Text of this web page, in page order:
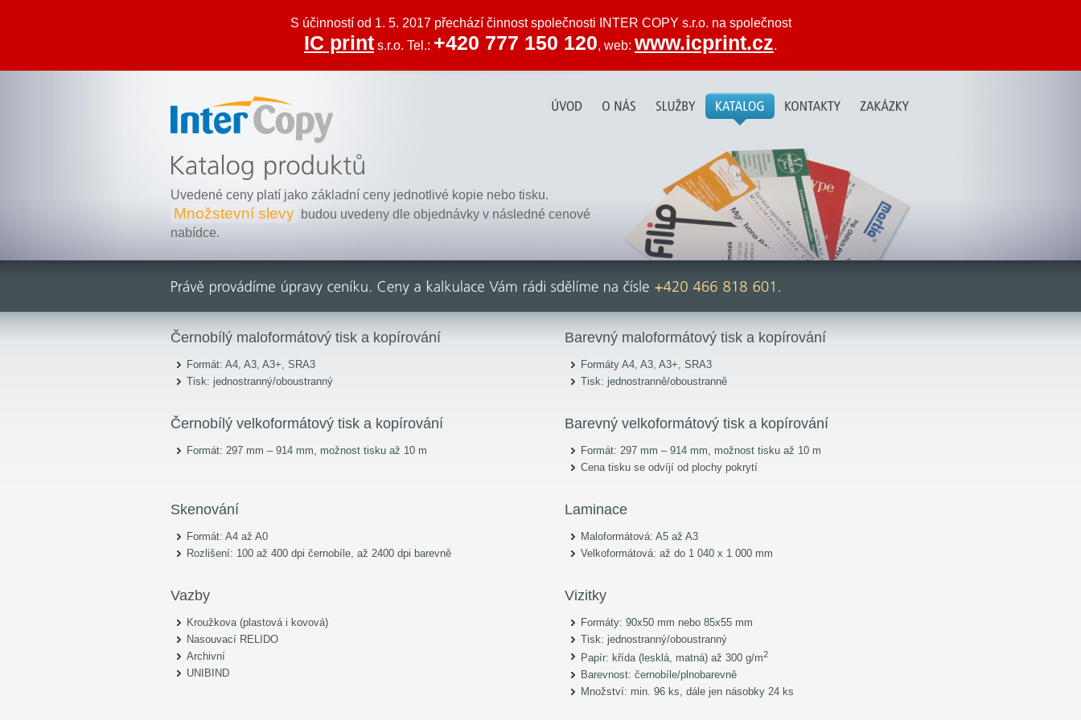
Inter Copy
Uvedené ceny platí jako základní ceny jednotlivé kopie nebo tisku.
Množstevní slevy budou uvedeny dle objednávky v následné cenové
nabídce.
Černobílý maloformátový tisk a kopírování
Formát: A4, A3, A3+, SRA3
Tisk: jednostranný/oboustranný
Barevný maloformátový tisk a kopírování
Formáty A4, A3, A3+, SRA3
Tisk: jednostranně/oboustranně
Černobílý velkoformátový tisk a kopírování
Formát: 297 mm – 914 mm, možnost tisku až 10 m
Barevný velkoformátový tisk a kopírování
Formát: 297 mm – 914 mm, možnost tisku až 10 m
Cena tisku se odvíjí od plochy pokrytí
Skenování
Formát: A4 až A0
Rozlišení: 100 až 400 dpi černobíle, až 2400 dpi barevně
Laminace
Maloformátová: A5 až A3
Velkoformátová: až do 1 040 x 1 000 mm
Vazby
Kroužkova (plastová i kovová)
Nasouvací RELIDO
Archivní
UNIBIND
Vizitky
Formáty: 90x50 mm nebo 85x55 mm
Tisk: jednostranný/oboustranný
Papír: křída (lesklá, matná) až 300 g/m2
Barevnost: černobíle/plnobarevně
Množství: min. 96 ks, dále jen násobky 24 ks
S účinností od 1. 5. 2017 přechází činnost společnosti INTER COPY s.r.o. na společnost
IC print s.r.o. Tel.: +420 777 150 120, web: www.icprint.cz.